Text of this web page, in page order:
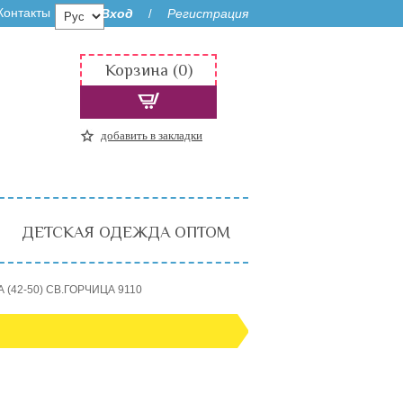
Вход / Регистрация
Корзина (0)
добавить в закладки
ДЕТСКАЯ ОДЕЖДА ОПТОМ
(42-50) СВ.ГОРЧИЦА 9110